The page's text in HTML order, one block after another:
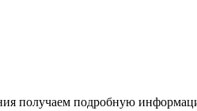
получаем подробную